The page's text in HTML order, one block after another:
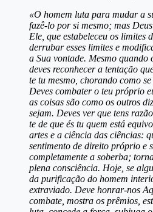
«O homem luta para mudar a
fazê-lo por si mesmo; mas
Ele, que estabeleceu os limites
derrubar esses limites e
a Sua vontade. Mesmo quando
deves reconhecer a tentação
te tu mesmo, chorando como se
Deves combater o teu próprio
as coisas são como os outros
sejam. Deves ver que tens
te de que és tu quem está
artes e a ciência das ciências:
sentimento de direito próprio e
completamente a soberba;
plena consciência. Hoje, se
da purificação do homem
extraviado. Deve honrar-nos
combate, mostra os prêmios,